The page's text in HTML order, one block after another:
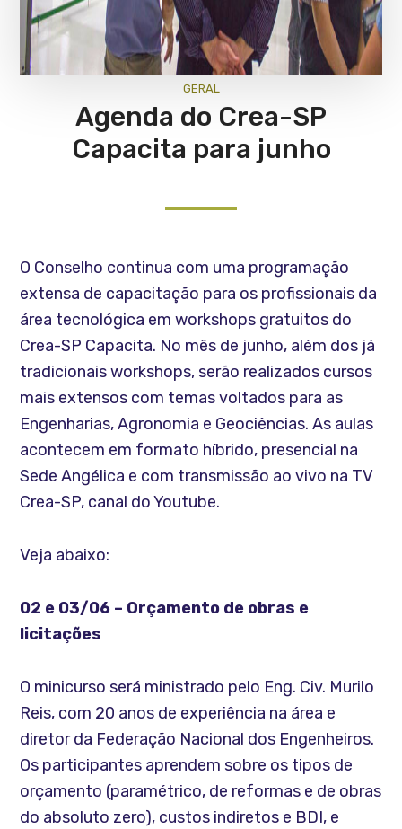
GERAL
Agenda do Crea-SP
Capacita para junho
O Conselho continua com uma programação
extensa de capacitação para os profissionais da
área tecnológica em workshops gratuitos do
Crea-SP Capacita. No mês de junho, além dos já
tradicionais workshops, serão realizados cursos
mais extensos com temas voltados para as
Engenharias, Agronomia e Geociências. As aulas
acontecem em formato híbrido, presencial na
Sede Angélica e com transmissão ao vivo na TV
Crea-SP, canal do Youtube.
Veja abaixo:
02 e 03/06 – Orçamento de obras e
licitações
O minicurso será ministrado pelo Eng. Civ. Murilo
Reis, com 20 anos de experiência na área e
diretor da Federação Nacional dos Engenheiros.
Os participantes aprendem sobre os tipos de
orçamento (paramétrico, de reformas e de obras
do absoluto zero), custos indiretos e BDI, e